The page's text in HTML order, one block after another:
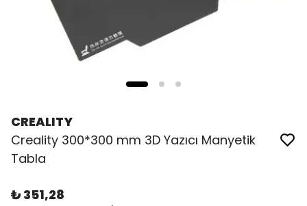
CREALITY
Creality 300*300 mm 3D Yazıcı Manyetik
Tabla
₺ 351,28